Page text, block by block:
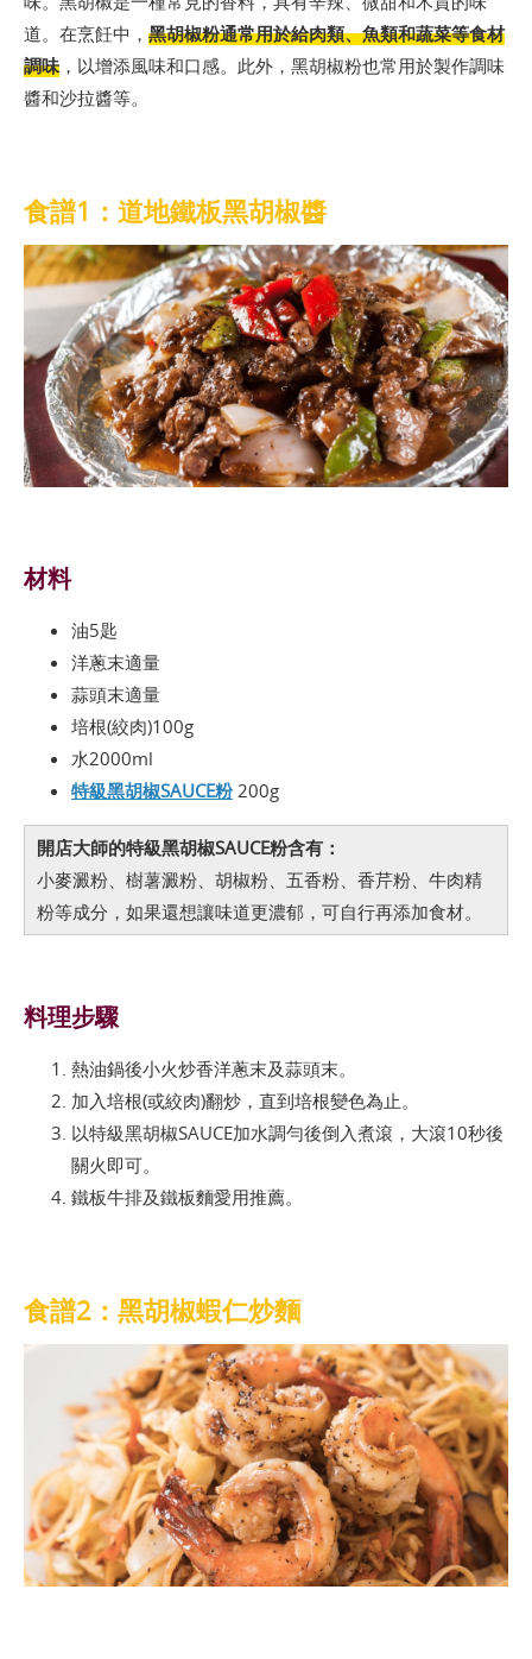
道。在烹飪中， 黑胡椒粉通常用於給肉類、魚類和蔬菜等食材
調味 ，以增添風味和口感。此外，黑胡椒粉也常用於製作調味
醬和沙拉醬等。
食譜1：道地鐵板黑胡椒醬
材料
油5匙
洋蔥末適量
蒜頭末適量
培根(絞肉)100g
水2000ml
特級黑胡椒SAUCE粉200g
開店大師的特級黑胡椒SAUCE粉含有：
小麥澱粉、樹薯澱粉、胡椒粉、五香粉、香芹粉、牛肉精
粉等成分，如果還想讓味道更濃郁，可自行再添加食材。
料理步驟
熱油鍋後小火炒香洋蔥末及蒜頭末。
加入培根(或絞肉)翻炒，直到培根變色為止。
以特級黑胡椒SAUCE加水調勻後倒入煮滾，大滾10秒後
關火即可。
鐵板牛排及鐵板麵愛用推薦。
食譜2：黑胡椒蝦仁炒麵